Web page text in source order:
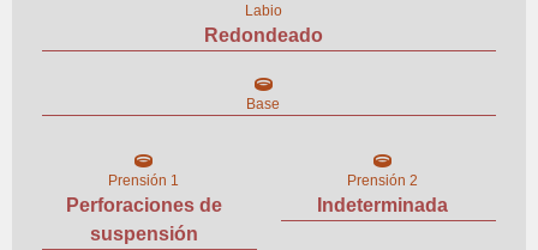
Labio
Redondeado
Base
Prensión 1
Perforaciones de
suspensión
Prensión 2
Indeterminada